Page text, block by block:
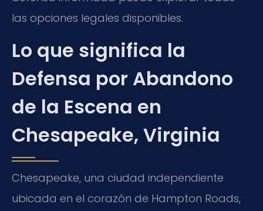
las opciones legales disponibles.
Lo que significa la
Defensa por Abandono
de la Escena en
Chesapeake, Virginia
Chesapeake, una ciudad independiente
ubicada en el corazón de Hampton Roads,